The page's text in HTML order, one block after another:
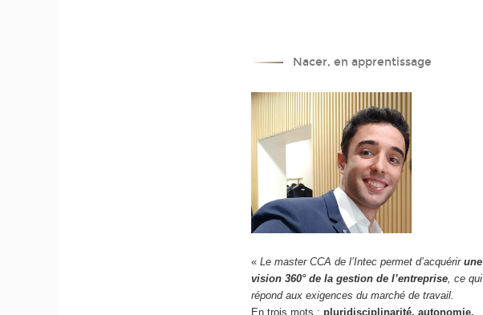
Nacer, en apprentissage
« Le master CCA de l’Intec permet d’acquérirune
vision 360° de la gestion de l’entreprise, ce qui
répond aux exigences du marché de travail.
En trois mots :pluridisciplinarité, autonomie,